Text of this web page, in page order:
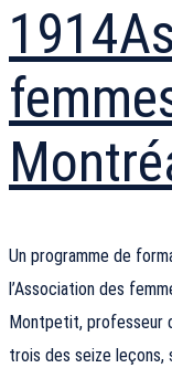
1914
Un programme de
l’Association des
Montpetit, professeur
trois des seize leçons,